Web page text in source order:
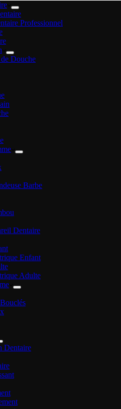
Professionnel
Douche
Barbe
Dentaire
Enfant
Adulte
Dentaire